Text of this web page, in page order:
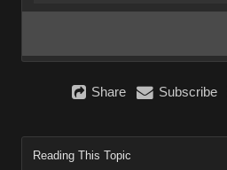
Share Subscribe
Reading This Topic